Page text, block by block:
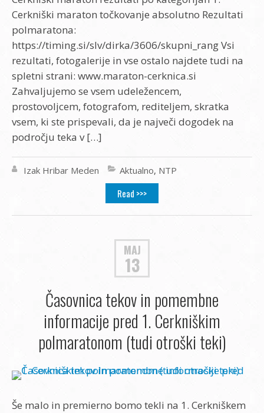
Cerkniški maraton točkovanje absolutno Rezultati
polmaratona:
https://timing.si/slv/dirka/3606/skupni_rang Vsi
rezultati, fotogalerije in vse ostalo najdete tudi na
spletni strani: www.maraton-cerknica.si
Zahvaljujemo se vsem udeležencem,
prostovoljcem, fotografom, rediteljem, skratka
vsem, ki ste prispevali, da je največi dogodek na
področju teka v […]
Izak Hribar Meden Aktualno, NTP
Read >>>
MAJ
13
Časovnica tekov in pomembne
informacije pred 1. Cerkniškim
polmaratonom (tudi otroški teki)
Še malo in premierno bomo tekli na 1. Cerkniškem